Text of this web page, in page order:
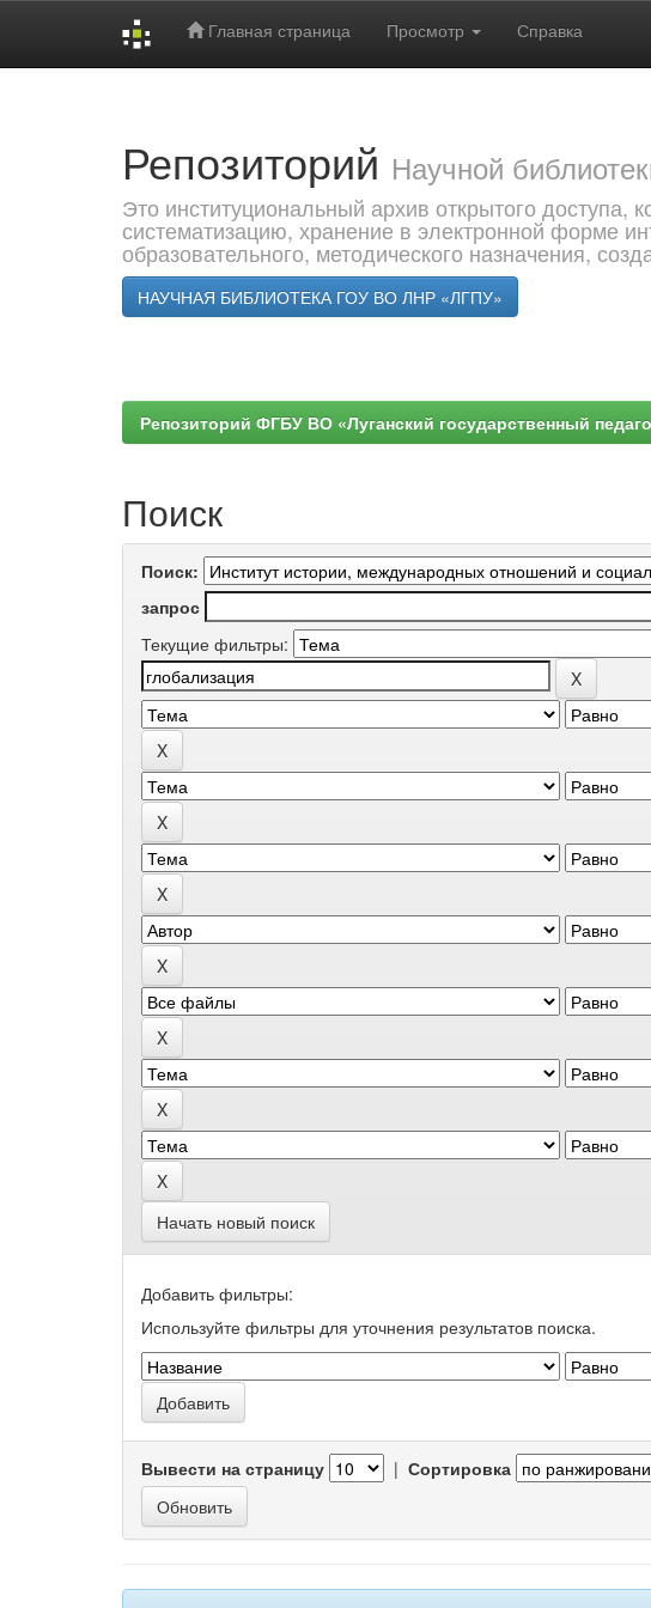
Главная страница Просмотр Справка
Репозиторий Научной
Это институциональный архив открытого доступа,
систематизацию, хранение в электронной форме
образовательного, методического назначения,
НАУЧНАЯ БИБЛИОТЕКА ГОУ ВО ЛНР «ЛГПУ»
Репозиторий ФГБУ ВО «Луганский государственный
Поиск
Поиск:
запрос
Текущие фильтры:
Начать новый поиск
Добавить фильтры:
Используйте фильтры для уточнения результатов поиска.
Вывести на страницу | Сортировка